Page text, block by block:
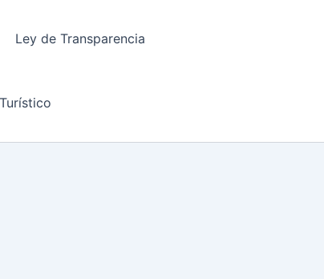
Ley de Transparencia